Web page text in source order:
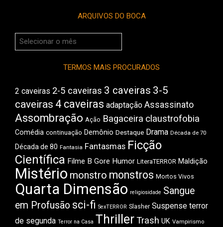
ARQUIVOS DO BOCA
Arquivos
do
TERMOS MAIS PROCURADOS
2 caveiras 2-5 caveiras 3 caveiras 3-5
caveiras 4 caveiras adaptação Assassinato
Assombração Ação Bagaceira claustrofobia
Comédia continuação Demônio Destaque Drama Década de 70
Década de 80 Fantasia Fantasmas Ficção
Científica Filme B Gore Humor LiteraTERROR Maldição
Mistério monstro monstros Mortos Vivos
Quarta Dimensão religiosidade Sangue
em Profusão sci-fi SexTERROR Slasher Suspense terror
de segunda Terror na Casa ThrillerTrash UK Vampirismo